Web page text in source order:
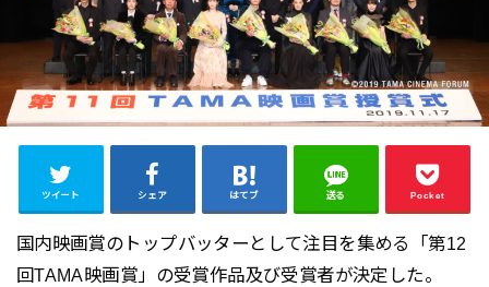
ツイート シェア はてブ 送る Pocket
国内映画賞のトップバッターとして注目を集める「第12
回TAMA映画賞」の受賞作品及び受賞者が決定した。